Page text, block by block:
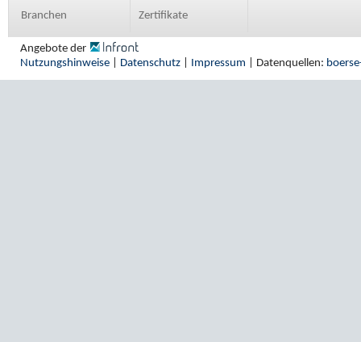
Branchen
Zertifikate
Angebote der
Nutzungshinweise
Datenschutz Impressum | Datenquellen: